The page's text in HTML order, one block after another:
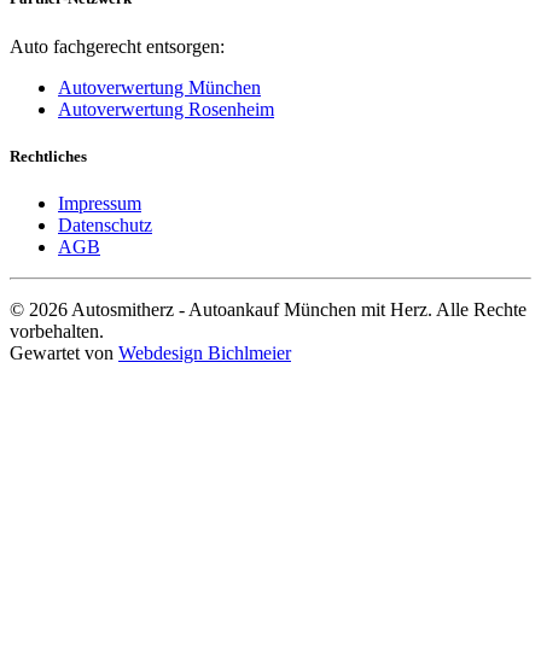
Auto fachgerecht entsorgen:
Autoverwertung München
Autoverwertung Rosenheim
Rechtliches
Impressum
Datenschutz
AGB
© 2026 Autosmitherz - Autoankauf München mit Herz. Alle Rechte
vorbehalten.
Gewartet von Webdesign Bichlmeier